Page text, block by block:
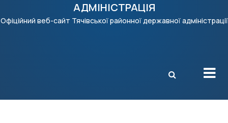
АДМІНІСТРАЦІЯ
Офіційний веб-сайт Тячівської районної державної адміністрації